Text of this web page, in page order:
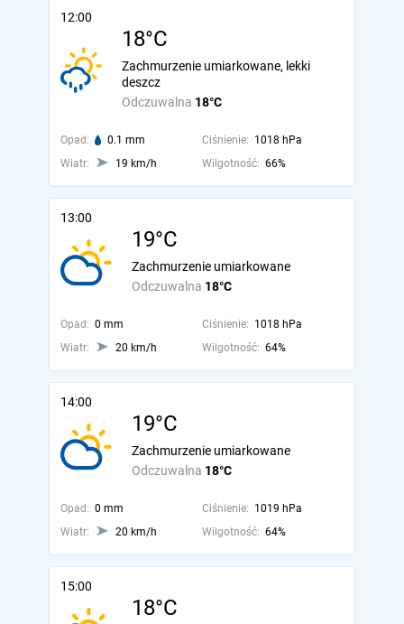
12:00
18°C
Odczuwalna 18°C
Zachmurzenie umiarkowane, lekki
deszcz
Opad: 0.1 mm Ciśnienie: 1018 hPa
Wiatr:
19 km/h Wilgotność: 66%
13:00
19°C
Odczuwalna 18°C
Zachmurzenie umiarkowane
Opad: 0 mm Ciśnienie: 1018 hPa
Wiatr:
20 km/h Wilgotność: 64%
14:00
19°C
Odczuwalna 18°C
Zachmurzenie umiarkowane
Opad: 0 mm Ciśnienie: 1019 hPa
Wiatr:
20 km/h Wilgotność: 64%
15:00
18°C